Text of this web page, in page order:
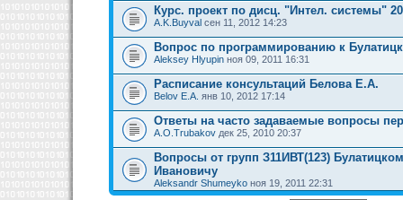
Курс. проект по дисц. "Интел. системы"
A.K.Buyval сен 11, 2012 14:23
Вопрос по программированию к
Aleksey Hlyupin ноя 09, 2011 16:31
Расписание консультаций Белова Е.А.
Belov E.A. янв 10, 2012 17:14
Ответы на часто задаваемые вопросы
A.O.Trubakov дек 25, 2010 20:37
Вопросы от групп З11ИВТ(123)
Ивановичу
Aleksandr Shumeyko ноя 19, 2011 22:31